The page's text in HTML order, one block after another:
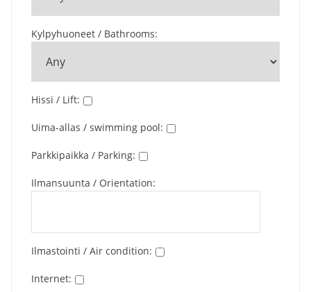
Kylpyhuoneet / Bathrooms:
Hissi / Lift:
Uima-allas / swimming pool:
Parkkipaikka / Parking:
Ilmansuunta / Orientation:
Ilmastointi / Air condition:
Internet: